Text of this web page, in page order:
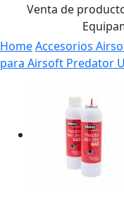
Venta de
HomeAccesorios
para Airsoft Predator